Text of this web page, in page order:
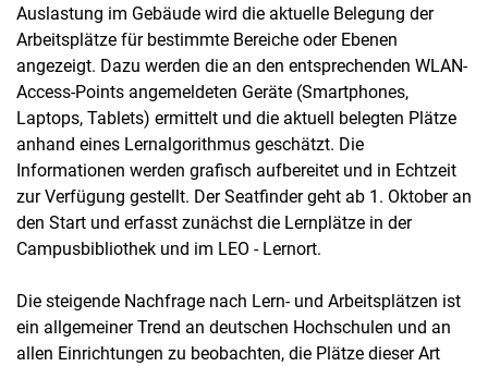
Auslastung im Gebäude wird die aktuelle Belegung der
Arbeitsplätze für bestimmte Bereiche oder Ebenen
angezeigt. Dazu werden die an den entsprechenden WLAN-
Access-Points angemeldeten Geräte (Smartphones,
Laptops, Tablets) ermittelt und die aktuell belegten Plätze
anhand eines Lernalgorithmus geschätzt. Die
Informationen werden grafisch aufbereitet und in Echtzeit
zur Verfügung gestellt. Der Seatfinder geht ab 1. Oktober an
den Start und erfasst zunächst die Lernplätze in der
Campusbibliothek und im LEO - Lernort.
Die steigende Nachfrage nach Lern- und Arbeitsplätzen ist
ein allgemeiner Trend an deutschen Hochschulen und an
allen Einrichtungen zu beobachten, die Plätze dieser Art